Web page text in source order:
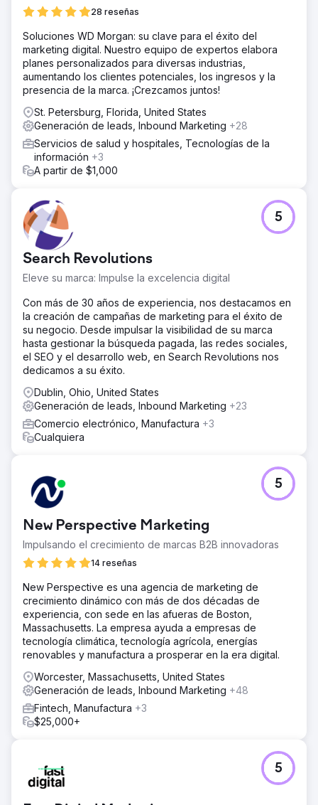
28 reseñas
Soluciones WD Morgan: su clave para el éxito del
marketing digital. Nuestro equipo de expertos elabora
planes personalizados para diversas industrias,
aumentando los clientes potenciales, los ingresos y la
presencia de la marca. ¡Crezcamos juntos!
St. Petersburg, Florida, United States
Generación de leads, Inbound Marketing +28
Servicios de salud y hospitales, Tecnologías de la
información +3
A partir de $1,000
Search Revolutions
Eleve su marca: Impulse la excelencia digital
5
Con más de 30 años de experiencia, nos destacamos en
la creación de campañas de marketing para el éxito de
su negocio. Desde impulsar la visibilidad de su marca
hasta gestionar la búsqueda pagada, las redes sociales,
el SEO y el desarrollo web, en Search Revolutions nos
dedicamos a su éxito.
Dublin, Ohio, United States
Generación de leads, Inbound Marketing +23
Comercio electrónico, Manufactura +3
Cualquiera
New Perspective Marketing
Impulsando el crecimiento de marcas B2B innovadoras
14 reseñas
5
New Perspective es una agencia de marketing de
crecimiento dinámico con más de dos décadas de
experiencia, con sede en las afueras de Boston,
Massachusetts. La empresa ayuda a empresas de
tecnología climática, tecnología agrícola, energías
renovables y manufactura a prosperar en la era digital.
Worcester, Massachusetts, United States
Generación de leads, Inbound Marketing +48
Fintech, Manufactura +3
$25,000+
5